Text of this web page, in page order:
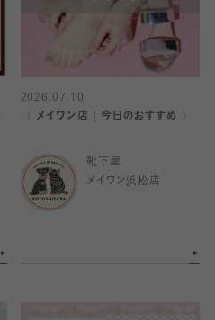
2026.07.10
〈 メイワン店｜今日のおすすめ 〉
靴下屋
メイワン浜松店